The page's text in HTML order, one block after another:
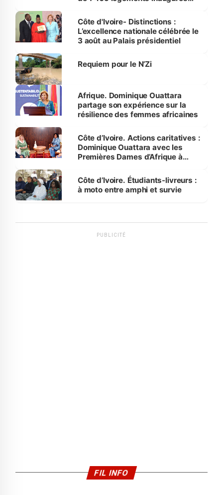
Bassam
Côte d'Ivoire- Distinctions :
L’excellence nationale célébrée le
3 août au Palais présidentiel
Requiem pour le N’Zi
Afrique. Dominique Ouattara
partage son expérience sur la
résilience des femmes africaines
Côte d’Ivoire. Actions caritatives :
Dominique Ouattara avec les
Premières Dames d’Afrique à
Côte d’Ivoire. Étudiants-livreurs :
à moto entre amphi et survie
PUBLICITÉ
FIL INFO